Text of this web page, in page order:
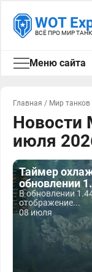
WOT
ВСЁ ПРО МИР
Меню сайта
Главная / Мир танков
Новости
июля
Таймер
обновлении
В обновлении
отображение...
08 июля